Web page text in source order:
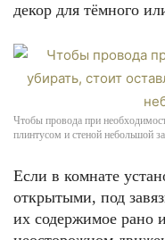
декор для тёмного
Чтобы провода при
плинтусом и стеной небольшой
Если в комнате
открытыми, под
их содержимое рано